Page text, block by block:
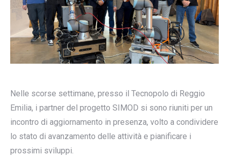
Nelle scorse settimane, presso il Tecnopolo di Reggio
Emilia, i partner del progetto SIMOD si sono riuniti per un
incontro di aggiornamento in presenza, volto a condividere
lo stato di avanzamento delle attività e pianificare i
prossimi sviluppi.